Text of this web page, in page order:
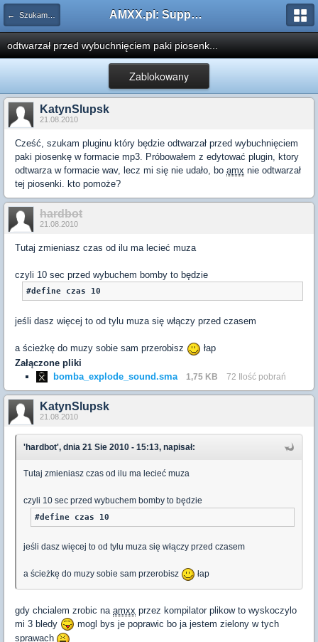
← Szukam pluginu AMXX.pl: Support AMX Mod X i SourceMod
odtwarzał przed wybuchnięciem paki piosenk...
Zablokowany
KatynSlupsk
21.08.2010
Cześć, szukam pluginu który będzie odtwarzał przed wybuchnięciem
paki piosenkę w formacie mp3. Próbowałem z edytować plugin, ktory
odtwarza w formacie wav, lecz mi się nie udało, bo amx nie odtwarzał
tej piosenki. kto pomoże?
hardbot
21.08.2010
Tutaj zmieniasz czas od ilu ma lecieć muza
czyli 10 sec przed wybuchem bomby to będzie
jeśli dasz więcej to od tylu muza się włączy przed czasem
a ścieżkę do muzy sobie sam przerobisz
łap
Załączone pliki
bomba_explode_sound.sma
1,75 KB 72 Ilość pobrań
KatynSlupsk
21.08.2010
'hardbot', dnia 21 Sie 2010 - 15:13, napisał:
Tutaj zmieniasz czas od ilu ma lecieć muza
czyli 10 sec przed wybuchem bomby to będzie
jeśli dasz więcej to od tylu muza się włączy przed czasem
a ścieżkę do muzy sobie sam przerobisz łap
gdy chcialem zrobic na amxx przez kompilator plikow to wyskoczylo
mi 3 bledy
mogl bys je poprawic bo ja jestem zielony w tych
sprawach